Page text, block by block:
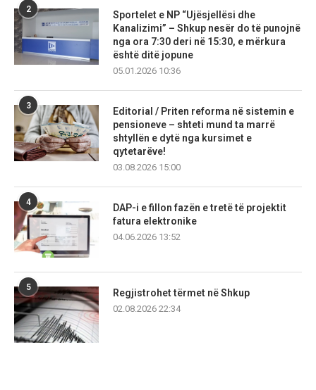
2
Sportelet e NP “Ujësjellësi dhe
Kanalizimi” – Shkup nesër do të punojnë
nga ora 7:30 deri në 15:30, e mërkura
është ditë jopune
05.01.2026 10:36
3
Editorial / Priten reforma në sistemin e
pensioneve – shteti mund ta marrë
shtyllën e dytë nga kursimet e
qytetarëve!
03.08.2026 15:00
4
DAP-i e fillon fazën e tretë të projektit
fatura elektronike
04.06.2026 13:52
5
Regjistrohet tërmet në Shkup
02.08.2026 22:34